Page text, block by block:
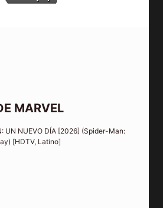
MARVEL
UN NUEVO DÍA [2026] (Spider-Man:
[HDTV, Latino]